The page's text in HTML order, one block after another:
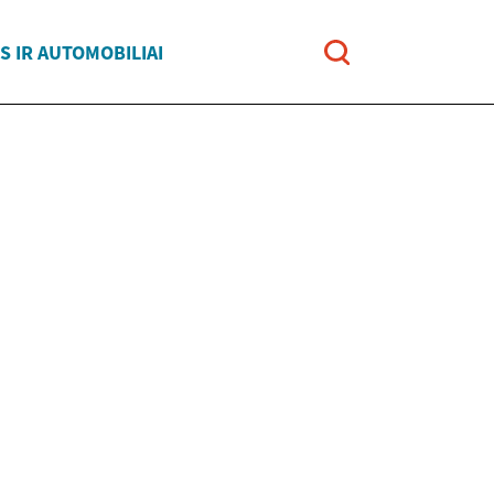
IR AUTOMOBILIAI